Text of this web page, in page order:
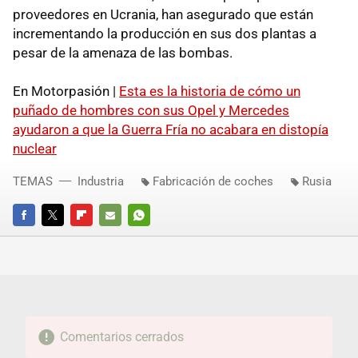
proveedores en Ucrania, han asegurado que están
incrementando la producción en sus dos plantas a
pesar de la amenaza de las bombas.
En Motorpasión | Esta es la historia de cómo un
puñado de hombres con sus Opel y Mercedes
ayudaron a que la Guerra Fría no acabara en distopía
nuclear
FACEBOOKTWITTERFLIPBOARD
E-
WHATSAPP
TEMAS Industria Fabricación de coches Rusia
Comentarios cerrados